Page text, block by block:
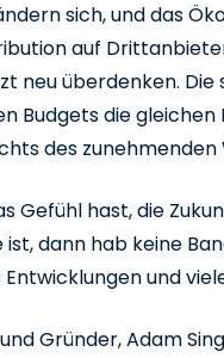
sich, und das
auf
neu überdenken.
Budgets die
des
Gefühl hast, die
dann hab keine
und
und Gründer, Adam